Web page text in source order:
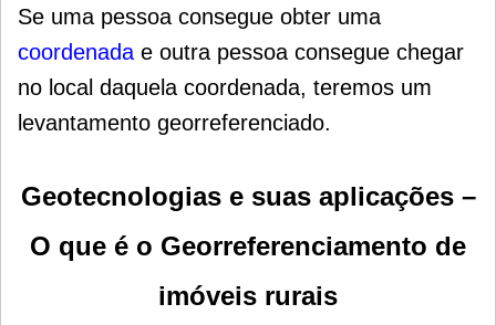
Se uma pessoa consegue obter uma
coordenada e outra pessoa consegue chegar
no local daquela coordenada, teremos um
levantamento georreferenciado.
Geotecnologias e suas aplicações –
O que é o Georreferenciamento de
imóveis rurais